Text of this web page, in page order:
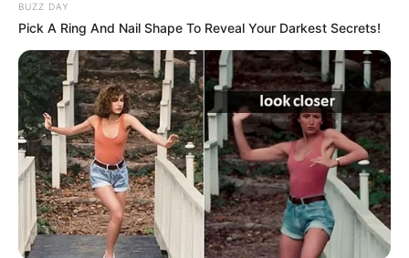
BUZZ DAY
Pick A Ring And Nail Shape To Reveal Your Darkest Secrets!